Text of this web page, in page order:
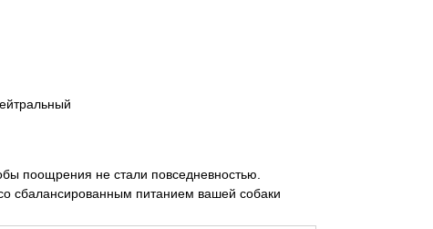
поощрения не стали повседневностью.
сбалансированным питанием вашей собаки